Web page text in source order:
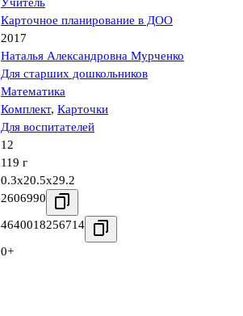
Учитель
Карточное планирование в ДОО
2017
Наталья Александровна Мурченко
Для старших дошкольников
Математика
Комплект, Карточки
Для воспитателей
12
119 г
0.3x20.5x29.2
2606990
4640018256714
0+